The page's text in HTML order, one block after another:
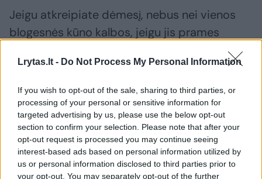
Lrytas.lt - Do Not Process My Personal Information
If you wish to opt-out of the sale, sharing to third parties, or
processing of your personal or sensitive information for
targeted advertising by us, please use the below opt-out
section to confirm your selection. Please note that after your
opt-out request is processed you may continue seeing
interest-based ads based on personal information utilized by
us or personal information disclosed to third parties prior to
your opt-out. You may separately opt-out of the further
Jeigu atkreipiate dėmesį, nebus nei vienos
blogesnės kūno kalbos, jeigu jis prames
sunkesnį metimą. Jis nuo pat pirmos dienos
aria kartu su kiekvienu komandos nariu,
neišsiskiria, nekelia savęs, kad jis yra geresnis
už kažką. Jis yra vienas iš mūsų žaidėjų ir tą
supranta.
Bet, iš kitos pusės, mes suprantame, kad jis